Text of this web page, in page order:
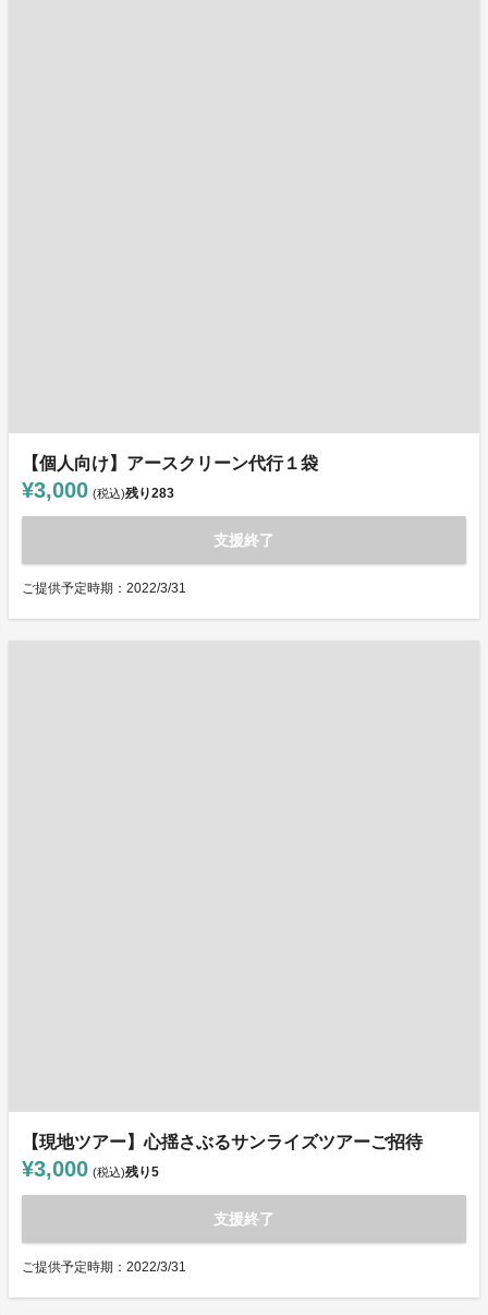
【個人向け】アースクリーン代行１袋
¥3,000 (税込)残り283
支援終了
ご提供予定時期：2022/3/31
【現地ツアー】心揺さぶるサンライズツアーご招待
¥3,000 (税込)残り5
支援終了
ご提供予定時期：2022/3/31